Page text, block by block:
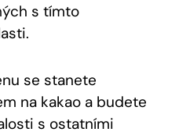
s tímto
⁤se stanete
na kakao⁤ a budete
​s ostatními​